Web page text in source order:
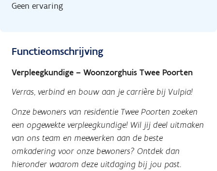
Geen ervaring
Functieomschrijving
Verpleegkundige – Woonzorghuis Twee Poorten
Verras, verbind en bouw aan je carrière bij Vulpia!
Onze bewoners van residentie Twee Poorten zoeken
een opgewekte verpleegkundige! Wil jij deel uitmaken
van ons team en meewerken aan de beste
omkadering voor onze bewoners? Ontdek dan
hieronder waarom deze uitdaging bij jou past.